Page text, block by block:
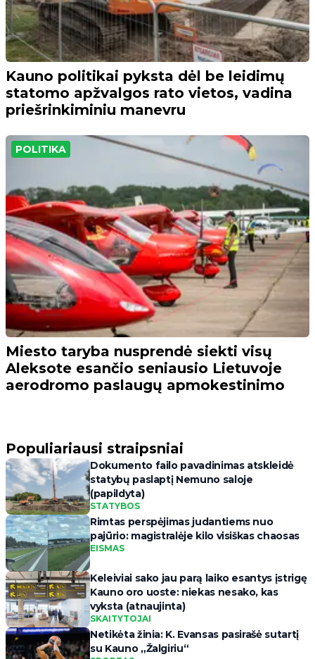
Kauno politikai pyksta dėl be leidimų
statomo apžvalgos rato vietos, vadina
priešrinkiminiu manevru
POLITIKA
Miesto taryba nusprendė siekti visų
Aleksote esančio seniausio Lietuvoje
aerodromo paslaugų apmokestinimo
Populiariausi straipsniai
Dokumento failo pavadinimas atskleidė
statybų paslaptį Nemuno saloje
(papildyta)
STATYBOS
Rimtas perspėjimas judantiems nuo
pajūrio: magistralėje kilo visiškas chaosas
EISMAS
Keleiviai sako jau parą laiko esantys įstrigę
Kauno oro uoste: niekas nesako, kas
vyksta (atnaujinta)
SKAITYTOJAI
Netikėta žinia: K. Evansas pasirašė sutartį
su Kauno „Žalgiriu“